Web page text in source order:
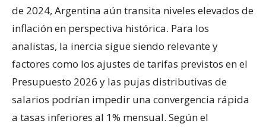
de 2024, Argentina aún transita niveles elevados de
inflación en perspectiva histórica. Para los
analistas, la inercia sigue siendo relevante y
factores como los ajustes de tarifas previstos en el
Presupuesto 2026 y las pujas distributivas de
salarios podrían impedir una convergencia rápida
a tasas inferiores al 1% mensual. Según el